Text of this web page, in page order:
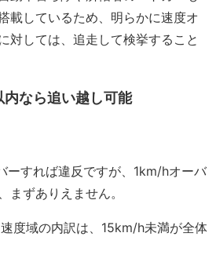
載しているため、明らかに速度オ
対しては、追走して検挙すること
なら追い越し可能
ーすれば違反ですが、1km/hオーバ
まずありえません。
度域の内訳は、15km/h未満が全体